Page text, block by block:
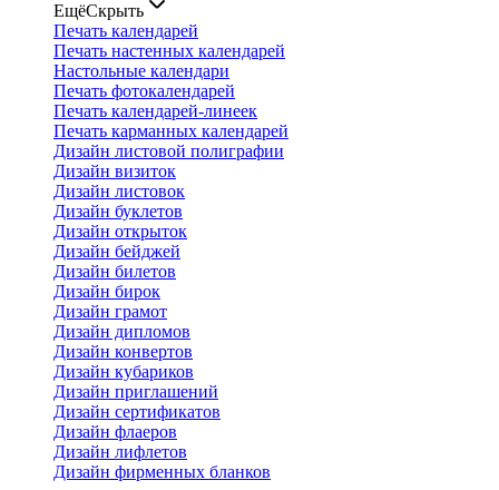
ЕщёСкрыть
Печать календарей
Печать настенных календарей
Настольные календари
Печать фотокалендарей
Печать календарей-линеек
Печать карманных календарей
Дизайн листовой полиграфии
Дизайн визиток
Дизайн листовок
Дизайн буклетов
Дизайн открыток
Дизайн бейджей
Дизайн билетов
Дизайн бирок
Дизайн грамот
Дизайн дипломов
Дизайн конвертов
Дизайн кубариков
Дизайн приглашений
Дизайн сертификатов
Дизайн флаеров
Дизайн лифлетов
Дизайн фирменных бланков